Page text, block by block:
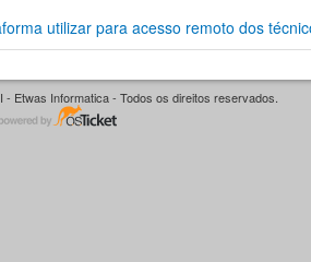
utilizar para acesso remoto dos
Etwas Informatica - Todos os direitos reservados.